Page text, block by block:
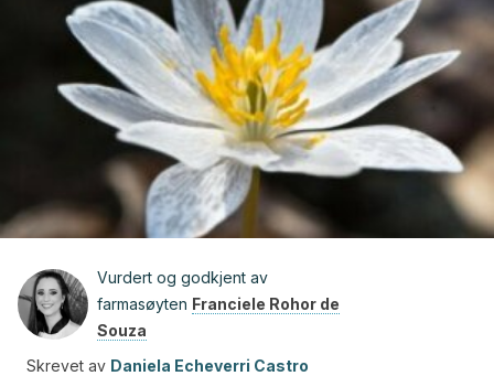
Vurdert og godkjent av
farmasøyten Franciele Rohor de
Souza
Skrevet av Daniela Echeverri Castro